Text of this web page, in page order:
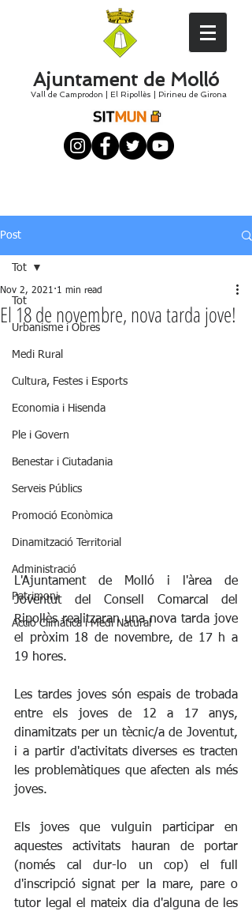
Ajuntament de Molló
Vall de Camprodon El Ripollès Pirineu de Girona
Post
Tot
Urbanisme i Obres
Medi Rural
Cultura, Festes i Esports
Economia i Hisenda
Ple i Govern
Benestar i Ciutadania
Serveis Públics
Promoció Econòmica
Dinamització Territorial
Administració
Patrimoni
Acció Climàtica i Medi Natural
Tot
El 18 de novembre, nova tarda jove!
Nov 2, 2021 1 min read
L'Ajuntament de Molló i l'àrea de
Joventut del Consell Comarcal del
Ripollès realitzaran una nova tarda jove
el pròxim 18 de novembre, de 17 h a
19 hores.
Les tardes joves són espais de trobada
entre els joves de 12 a 17 anys,
dinamitzats per un tècnic/a de Joventut,
i a partir d'activitats diverses es tracten
les problemàtiques que afecten als més
joves.
Els joves que vulguin participar en
aquestes activitats hauran de portar
(només cal dur-lo un cop) el full
d'inscripció signat per la mare, pare o
tutor legal el mateix dia d'alguna de les